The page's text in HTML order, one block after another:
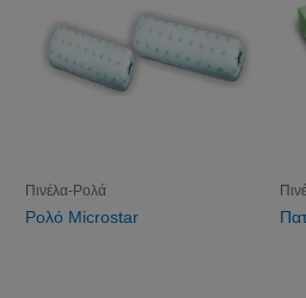
Πινέλα-Ρολά
Ρολό Microstar